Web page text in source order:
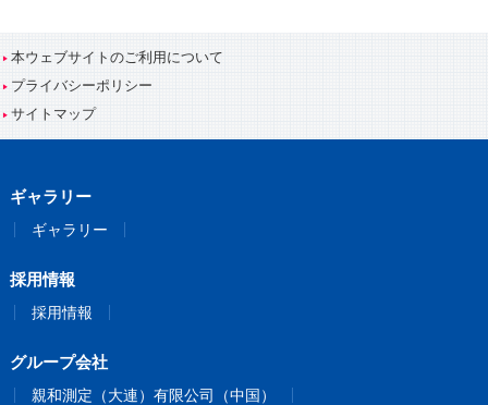
本ウェブサイトのご利用について
プライバシーポリシー
サイトマップ
ギャラリー
ギャラリー
採用情報
採用情報
グループ会社
親和測定（大連）有限公司（中国）